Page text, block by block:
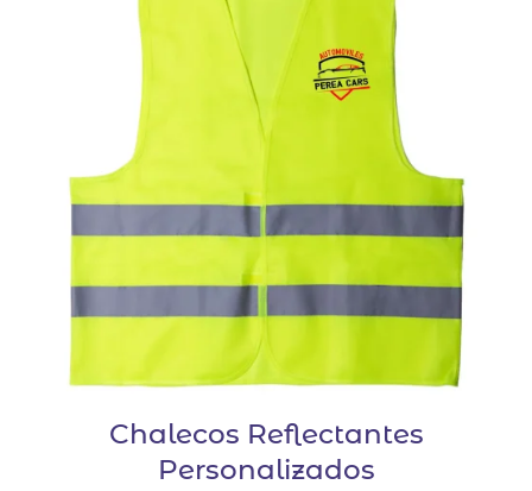
Chalecos Reflectantes
Personalizados